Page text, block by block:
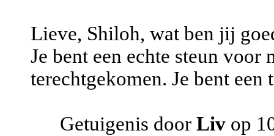
Lieve, Shiloh, wat ben jij
Je bent een echte steun
terechtgekomen. Je bent
Getuigenis door Liv op